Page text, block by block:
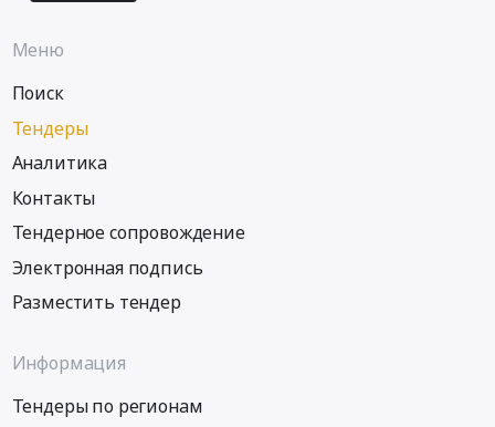
Меню
Поиск
Тендеры
Аналитика
Контакты
Тендерное сопровождение
Электронная подпись
Разместить тендер
Информация
Тендеры по регионам